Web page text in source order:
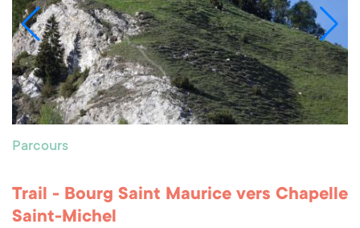
Parcours
Trail - Bourg Saint Maurice vers Chapelle
Saint-Michel